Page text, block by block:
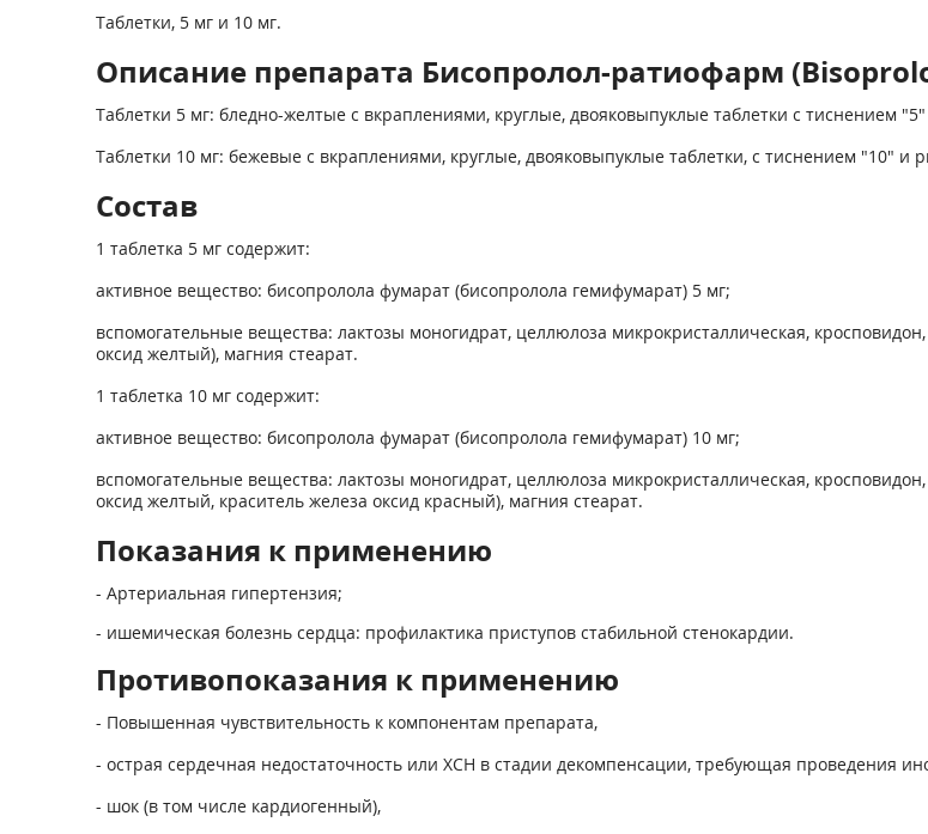
Таблетки, 5 мг и 10 мг.
Описание препарата Бисопролол-ратиофарм
Таблетки 5 мг: бледно-желтые с вкраплениями, круглые, двояковыпуклые таблетки с тиснением
Таблетки 10 мг: бежевые с вкраплениями, круглые, двояковыпуклые таблетки, с тиснением "10" и
Состав
1 таблетка 5 мг содержит:
активное вещество: бисопролола фумарат (бисопролола гемифумарат) 5 мг;
вспомогательные вещества: лактозы моногидрат, целлюлоза микрокристаллическая,
оксид желтый), магния стеарат.
1 таблетка 10 мг содержит:
активное вещество: бисопролола фумарат (бисопролола гемифумарат) 10 мг;
вспомогательные вещества: лактозы моногидрат, целлюлоза микрокристаллическая,
оксид желтый, краситель железа оксид красный), магния стеарат.
Показания к применению
- Артериальная гипертензия;
- ишемическая болезнь сердца: профилактика приступов стабильной стенокардии.
Противопоказания к применению
- Повышенная чувствительность к компонентам препарата,
- острая сердечная недостаточность или ХСН в стадии декомпенсации, требующая проведения
- шок (в том числе кардиогенный),